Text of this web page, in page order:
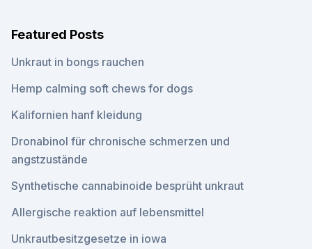
Featured Posts
Unkraut in bongs rauchen
Hemp calming soft chews for dogs
Kalifornien hanf kleidung
Dronabinol für chronische schmerzen und
angstzustände
Synthetische cannabinoide besprüht unkraut
Allergische reaktion auf lebensmittel
Unkrautbesitzgesetze in iowa